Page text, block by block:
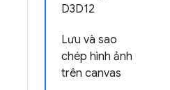
D3D12
Lưu và sao
chép hình ảnh
trên canvas